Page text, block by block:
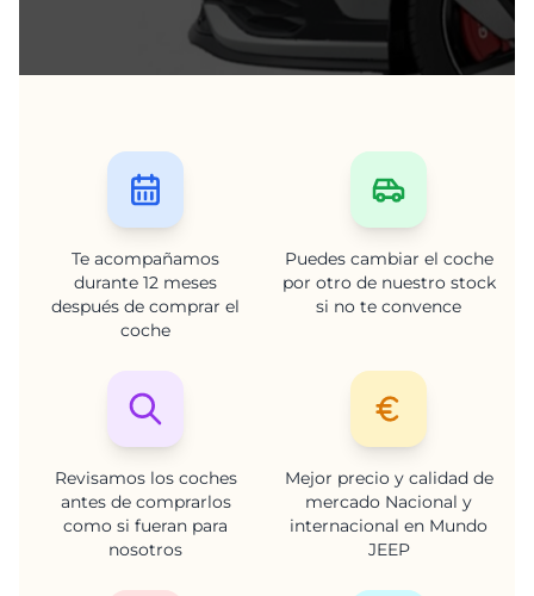
Te acompañamos
durante 12 meses
después de comprar el
coche
Puedes cambiar el coche
por otro de nuestro stock
si no te convence
Revisamos los coches
antes de comprarlos
como si fueran para
nosotros
Mejor precio y calidad de
mercado Nacional y
internacional en Mundo
JEEP